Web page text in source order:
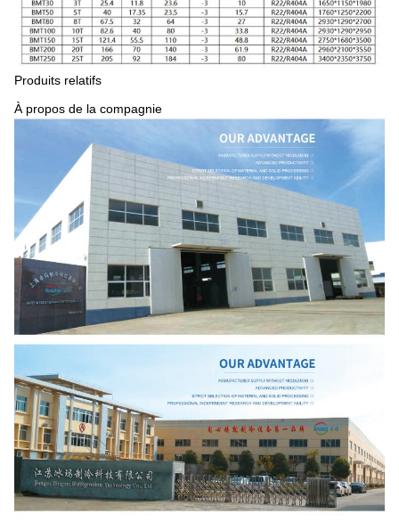
Produits relatifs
À propos de la compagnie